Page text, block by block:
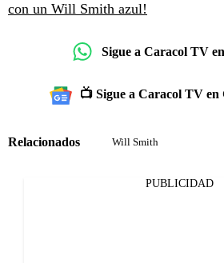
con un Will Smith azul!
Sigue a Caracol TV
📺 Sigue a Caracol TV en
Relacionados Will Smith
PUBLICIDAD